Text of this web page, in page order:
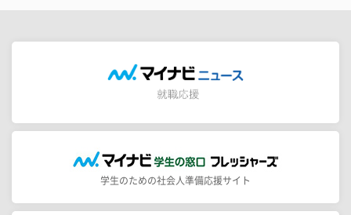
学生のための社会人準備応援サイト